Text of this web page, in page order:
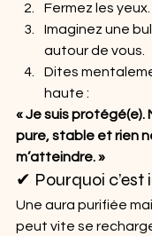
Fermez les yeux.
Imaginez une
autour de vous.
Dites
haute :
« Je suis protégé(e).
pure, stable et rien
m’atteindre. »
✔ Pourquoi c’est
Une aura purifiée
peut vite se